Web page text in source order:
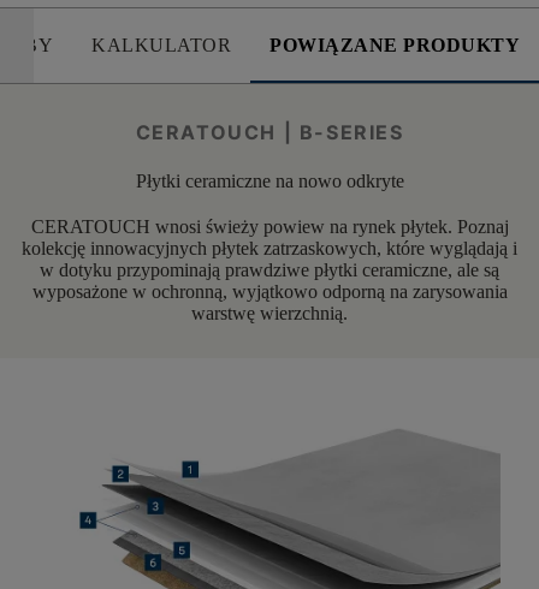
KALKULATOR POWIĄZANE PRODUKTY
CERATOUCH | B-SERIES
Płytki ceramiczne na nowo odkryte
CERATOUCH wnosi świeży powiew na rynek płytek. Poznaj
kolekcję innowacyjnych płytek zatrzaskowych, które wyglądają i
w dotyku przypominają prawdziwe płytki ceramiczne, ale są
wyposażone w ochronną, wyjątkowo odporną na zarysowania
warstwę wierzchnią.